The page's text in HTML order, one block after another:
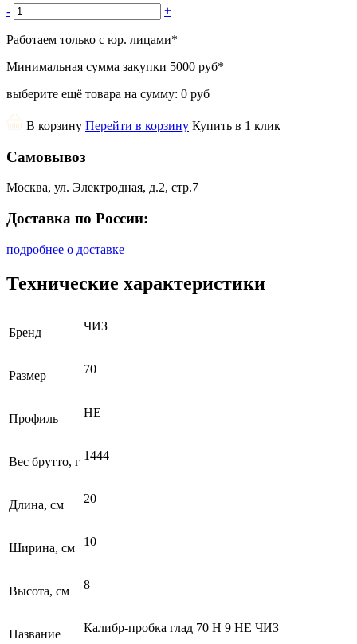
-
+
Работаем только с юр. лицами*
Минимальная сумма закупки 5000 руб*
выберите ещё товара на сумму: 0 руб
В корзину Перейти в корзину Купить в 1 клик
Самовывоз
Москва, ул. Электродная, д.2, стр.7
Доставка по России:
подробнее о доставке
Технические характеристики
Бренд ЧИЗ
Размер 70
Профиль НЕ
Вес брутто, г 1444
Длина, см 20
Ширина, см 10
Высота, см 8
Название Калибр-пробка глад 70 Н 9 НЕ ЧИЗ